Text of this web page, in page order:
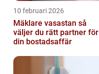
10 februari 2026
Mäklare vasastan så
väljer du rätt partner för
din bostadsaffär